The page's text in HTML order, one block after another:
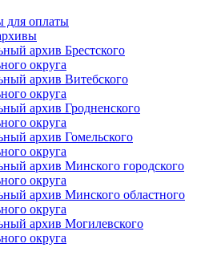
для оплаты
архив Брестского
округа
архив Витебского
округа
архив Гродненского
округа
архив Гомельского
округа
архив Минского городского
округа
архив Минского областного
округа
архив Могилевского
округа